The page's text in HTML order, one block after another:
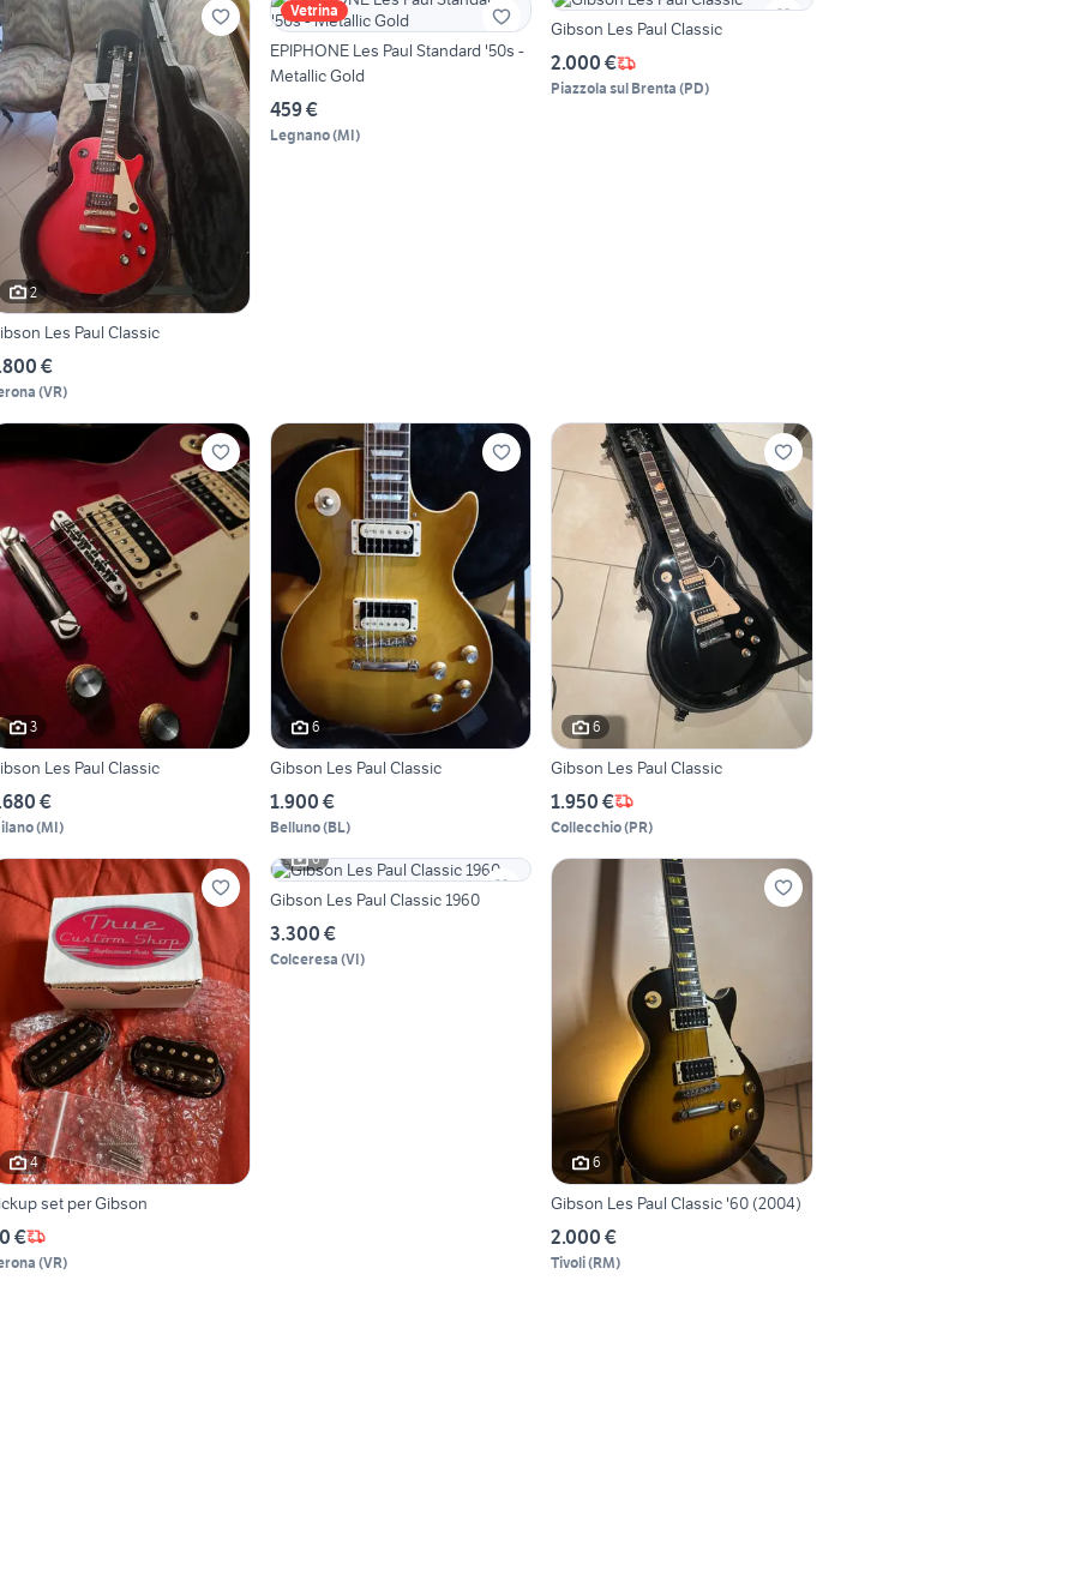
2
Les Paul Classic
€
(VR)
Vetrina
EPIPHONE Les Paul Standard '50s -
Metallic Gold
459 €
Legnano(MI)
Gibson Les Paul Classic
2.000 €
Piazzola sul Brenta (PD)
3
Les Paul Classic
€
(MI)
6
Gibson Les Paul Classic
1.900 €
Belluno(BL)
6
Gibson Les Paul Classic
1.950 €
Collecchio(PR)
4
set per Gibson
€
(VR)
6
Gibson Les Paul Classic 1960
3.300 €
Colceresa (VI)
6
Gibson Les Paul Classic '60 (2004)
2.000 €
Tivoli(RM)